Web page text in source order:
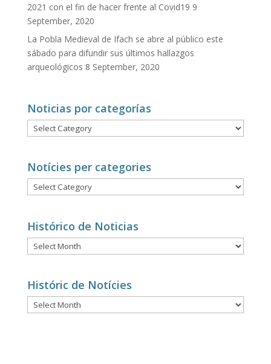
2021 con el fin de hacer frente al Covid19 9
September, 2020
La Pobla Medieval de Ifach se abre al público este
sábado para difundir sus últimos hallazgos
arqueológicos 8 September, 2020
Noticias por categorías
Noticias
por
Notícies per categories
Notícies
per
Histórico de Noticias
Histórico
de
Históric de Notícies
Históric
de